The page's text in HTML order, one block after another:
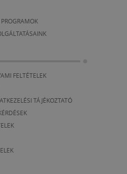
FELTÉTELEK
TÁJÉKOZTATÓ